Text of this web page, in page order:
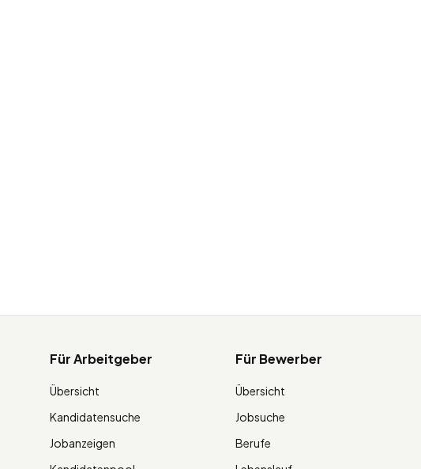
Für Arbeitgeber
Übersicht
Kandidatensuche
Jobanzeigen
Für Bewerber
Übersicht
Jobsuche
Berufe